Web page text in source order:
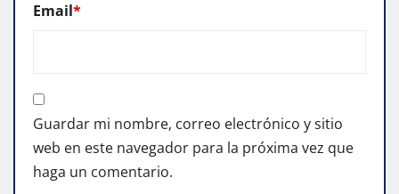
Email*
Guardar mi nombre, correo electrónico y sitio
web en este navegador para la próxima vez que
haga un comentario.